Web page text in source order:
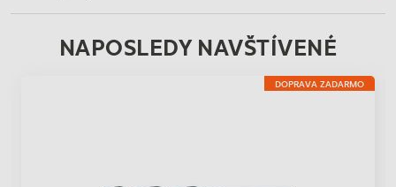
NAPOSLEDY NAVŠTÍVENÉ
DOPRAVA ZADARMO